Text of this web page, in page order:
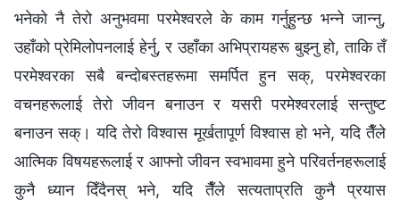
भनेको नै तेरो अनुभवमा परमेश्‍वरले के काम गर्नुहुन्छ भन्‍ने जान्नु,
उहाँको प्रेमिलोपनलाई हेर्नु, र उहाँका अभिप्रायहरू बुझ्नु हो, ताकि तँ
परमेश्‍वरका सबै बन्दोबस्तहरूमा समर्पित हुन सक्, परमेश्‍वरका
वचनहरूलाई तेरो जीवन बनाउन र यसरी परमेश्‍वरलाई सन्तुष्ट
बनाउन सक्। यदि तेरो विश्‍वास मूर्खतापूर्ण विश्‍वास हो भने, यदि तैँले
आत्मिक विषयहरूलाई र आफ्नो जीवन स्वभावमा हुने परिवर्तनहरूलाई
कुनै ध्यान दिँदैनस् भने, यदि तैँले सत्यताप्रति कुनै प्रयास